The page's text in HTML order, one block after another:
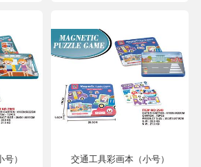
）
交通工具彩画本（小号）